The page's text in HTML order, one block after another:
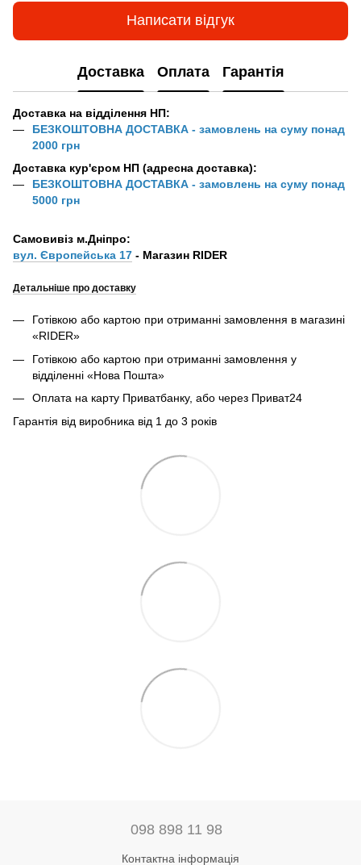
Написати відгук
Доставка Оплата Гарантія
Доставка на відділення НП:
БЕЗКОШТОВНА ДОСТАВКА - замовлень на суму понад
2000 грн
Доставка кур'єром НП (адресна доставка):
БЕЗКОШТОВНА ДОСТАВКА - замовлень на суму понад
5000 грн
Самовивіз м.Дніпро:
вул. Європейська 17 - Магазин RIDER
Детальніше про доставку
Готівкою або картою при отриманні замовлення в магазині
«RIDER»
Готівкою або картою при отриманні замовлення у
відділенні «Нова Пошта»
Оплата на карту Приватбанку, або через Приват24
Гарантія від виробника від 1 до 3 років
098 898 11 98
Контактна інформація